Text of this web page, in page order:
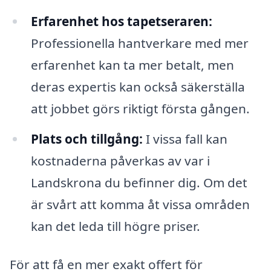
Erfarenhet hos tapetseraren:
Professionella hantverkare med mer
erfarenhet kan ta mer betalt, men
deras expertis kan också säkerställa
att jobbet görs riktigt första gången.
Plats och tillgång: I vissa fall kan
kostnaderna påverkas av var i
Landskrona du befinner dig. Om det
är svårt att komma åt vissa områden
kan det leda till högre priser.
För att få en mer exakt offert för